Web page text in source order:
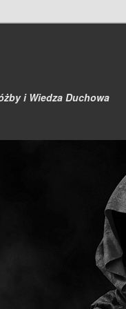
i Wiedza Duchowa